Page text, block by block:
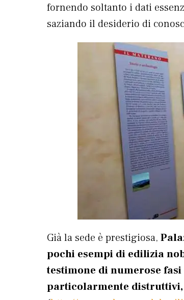
fornendo soltanto i dati
saziando il desiderio di
Già la sede è prestigiosa,
pochi esempi di edilizia
testimone di numerose
particolarmente distruttivi,